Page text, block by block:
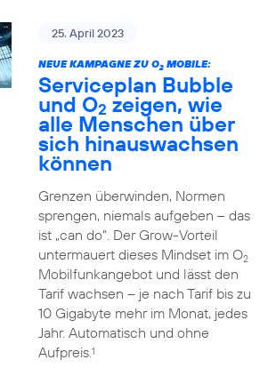
25. April 2023
NEUE KAMPAGNE ZU O2MOBILE:
Serviceplan Bubble
und O2 zeigen, wie
alle Menschen über
sich hinauswachsen
können
Grenzen überwinden, Normen
sprengen, niemals aufgeben – das
ist „can do“. Der Grow-Vorteil
untermauert dieses Mindset im O2
Mobilfunkangebot und lässt den
Tarif wachsen – je nach Tarif bis zu
10 Gigabyte mehr im Monat, jedes
Jahr. Automatisch und ohne
Aufpreis.1